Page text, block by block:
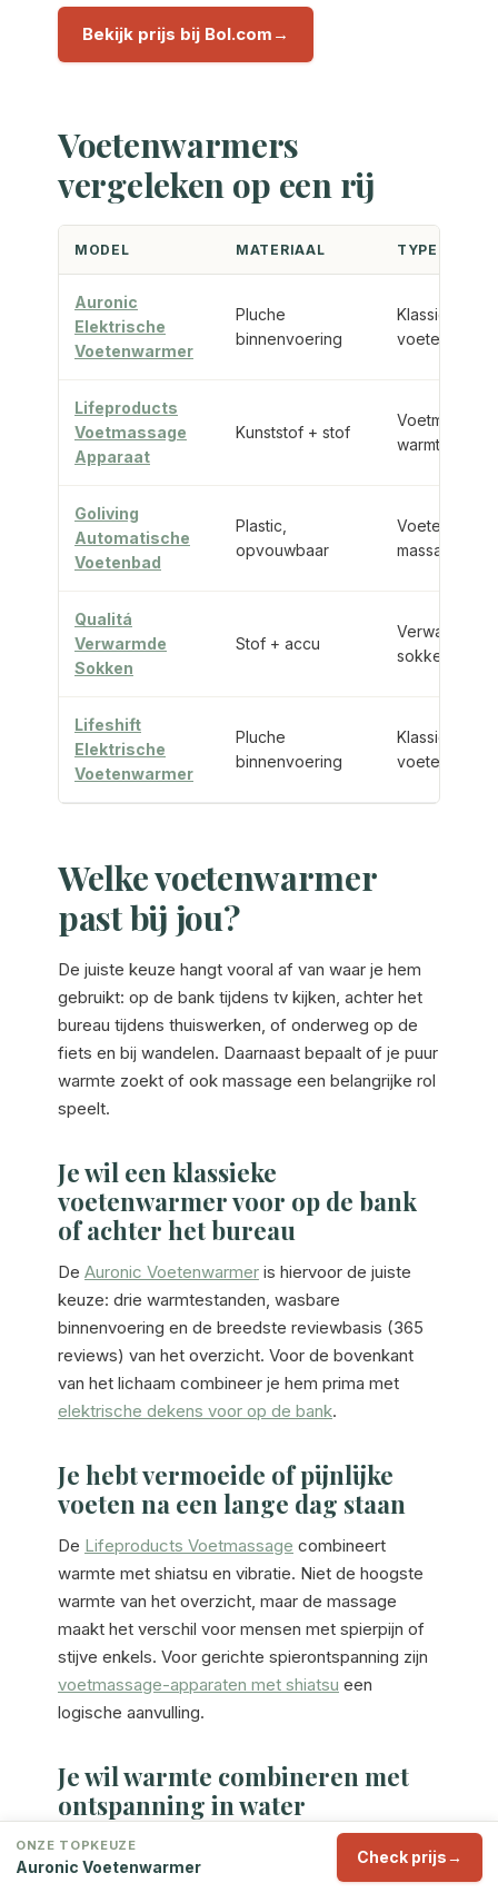
Bekijk prijs bij Bol.com
Voetenwarmers
vergeleken op een rij
MODEL MATERIAAL TYPE
Auronic
Elektrische
Voetenwarmer
Pluche
binnenvoering
Klassieke
Lifeproducts
Voetmassage
Apparaat
Kunststof + stof
warmte
Goliving
Automatische
Voetenbad
Plastic,
opvouwbaar
Voetenbad
massage
Qualitá
Verwarmde
Sokken
Stof + accu
Verwarmde
sokken
Lifeshift
Elektrische
Voetenwarmer
Pluche
binnenvoering
Klassieke
Welke voetenwarmer
past bij jou?
De juiste keuze hangt vooral af van waar je hem
gebruikt: op de bank tijdens tv kijken, achter het
bureau tijdens thuiswerken, of onderweg op de
fiets en bij wandelen. Daarnaast bepaalt of je puur
warmte zoekt of ook massage een belangrijke rol
speelt.
Je wil een klassieke
voetenwarmer voor op de bank
of achter het bureau
De Auronic Voetenwarmer is hiervoor de juiste
keuze: drie warmtestanden, wasbare
binnenvoering en de breedste reviewbasis (365
reviews) van het overzicht. Voor de bovenkant
van het lichaam combineer je hem prima met
elektrische dekens voor op de bank.
Je hebt vermoeide of pijnlijke
voeten na een lange dag staan
De Lifeproducts Voetmassage combineert
warmte met shiatsu en vibratie. Niet de hoogste
warmte van het overzicht, maar de massage
maakt het verschil voor mensen met spierpijn of
stijve enkels. Voor gerichte spierontspanning zijn
voetmassage-apparaten met shiatsu een
logische aanvulling.
Je wil warmte combineren met
ontspanning in water
DeGoliving Voetenbad
is een twintigminuten-
ritueel: water tot 48 graden, shiatsu-rollers en
ONZE TOPKEUZE
Auronic Voetenwarmer Check prijs